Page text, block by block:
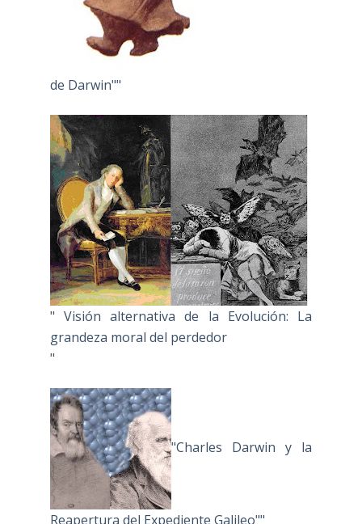
de Darwin""
" Visión alternativa de la Evolución: La
grandeza moral del perdedor
"
"Charles Darwin y la
Reapertura del Expediente Galileo""